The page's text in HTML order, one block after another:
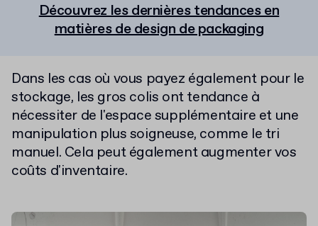
Découvrez les dernières tendances en
matières de design de packaging
Dans les cas où vous payez également pour le
stockage, les gros colis ont tendance à
nécessiter de l'espace supplémentaire et une
manipulation plus soigneuse, comme le tri
manuel. Cela peut également augmenter vos
coûts d'inventaire.